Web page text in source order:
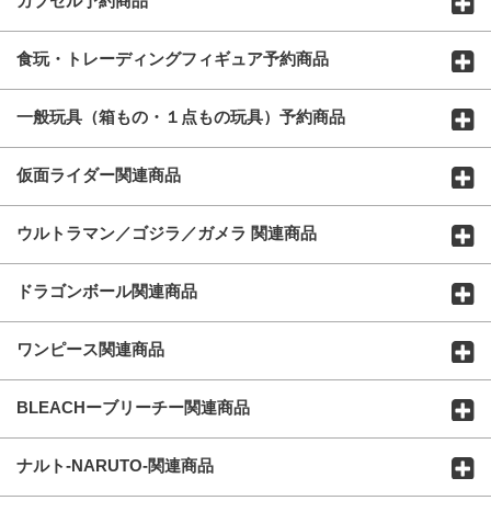
食玩・トレーディングフィギュア予約商品
一般玩具（箱もの・１点もの玩具）予約商品
仮面ライダー関連商品
ウルトラマン／ゴジラ／ガメラ 関連商品
ドラゴンボール関連商品
ワンピース関連商品
BLEACHーブリーチー関連商品
ナルト-NARUTO-関連商品